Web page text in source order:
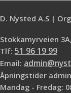
D. Nysted A.S |
Stokkamyrveien
Tlf: 51 96 19 99
Email:
Åpningstider
Mandag - Fredag: